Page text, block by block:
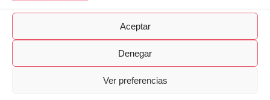
Aceptar
Denegar
Ver preferencias